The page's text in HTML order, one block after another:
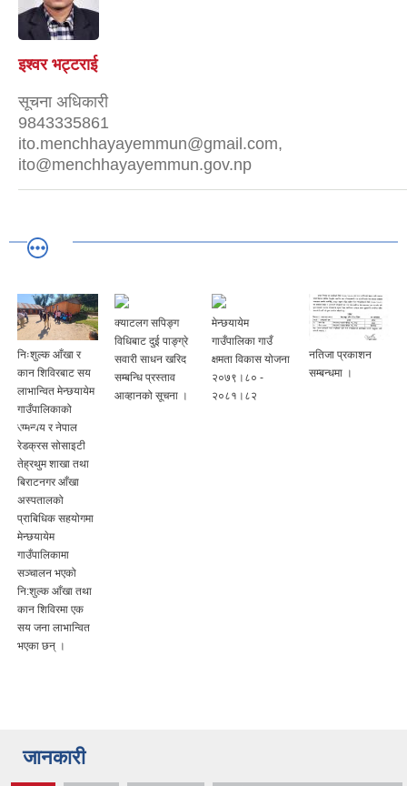
इश्वर भट्टराई
सूचना अधिकारी
9843335861
ito.menchhayayemmun@gmail.com,
ito@menchhayayemmun.gov.np
निःशुल्क आँखा र
कान शिविरबाट सय
लाभान्वित मेन्छयायेम
गाउँपालिकाको
समन्वय र नेपाल
रेडक्रस सोसाइटी
तेह्रथुम शाखा तथा
बिराटनगर आँखा
अस्पतालको
प्राबिधिक सहयोगमा
मेन्छयायेम
गाउँपालिकामा
सञ्चालन भएको
नि:शुल्क आँखा तथा
कान शिविरमा एक
सय जना लाभान्वित
भएका छन् ।
क्याटलग सपिङ्ग
विधिबाट दुई पाङ्ग्रे
सवारी साधन खरिद
सम्बन्धि प्रस्ताव
आव्हानको सूचना ।
मेन्छयायेम
गाउँपालिका गाउँ
क्षमता विकास योजना
२०७९।८० -
२०८१।८२
नतिजा प्रकाशन
सम्बन्धमा ।
जानकारी